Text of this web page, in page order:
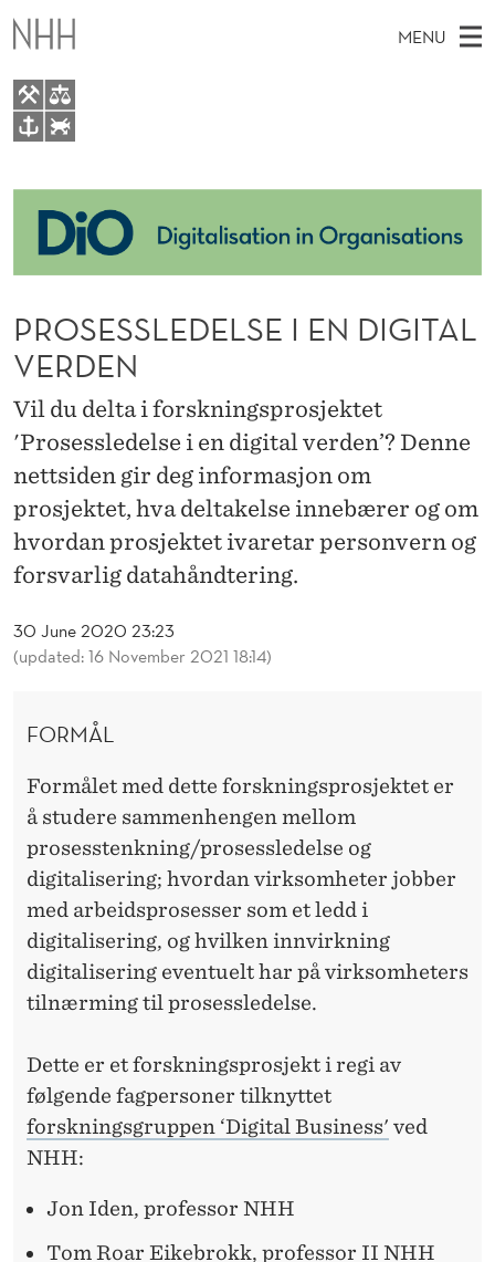
P
R
O
S
E
E
E
L
S
E
E
N
MENU
A
E
N
E
E
B
S
E
About
People
Activities
For students
30 June 2020 23:23
(updated: 16 November 2021 18:14)
PROSESSLEDELSE I EN DIGITAL
VERDEN
Vil du delta i forskningsprosjektet
'Prosessledelse i en digital verden’? Denne
nettsiden gir deg informasjon om
prosjektet, hva deltakelse innebærer og om
hvordan prosjektet ivaretar personvern og
forsvarlig datahåndtering.
FORMÅL
Formålet med dette forskningsprosjektet er
å studere sammenhengen mellom
prosesstenkning/prosessledelse og
digitalisering; hvordan virksomheter jobber
med arbeidsprosesser som et ledd i
digitalisering, og hvilken innvirkning
digitalisering eventuelt har på virksomheters
tilnærming til prosessledelse.
Dette er et forskningsprosjekt i regi av
følgende fagpersoner tilknyttet
forskningsgruppen ‘Digital Business' ved
NHH:
Jon Iden, professor NHH
Tom Roar Eikebrokk, professor II NHH